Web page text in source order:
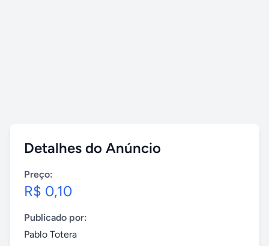
Detalhes do Anúncio
Preço:
R$ 0,10
Publicado por:
Pablo Totera